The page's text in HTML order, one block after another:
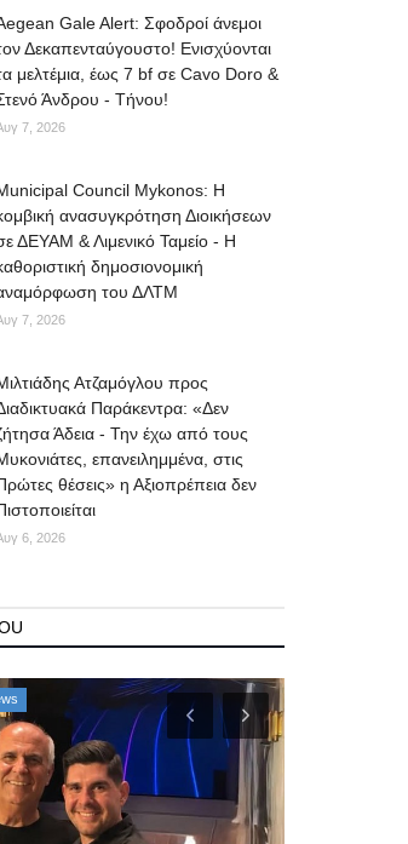
Gale Alert: Σφοδροί άνεμοι
Δεκαπενταύγουστο! Ενισχύονται
μελτέμια, έως 7 bf σε Cavo Doro &
Άνδρου - Τήνου!
7, 2026
Council Mykonos: Η
ανασυγκρότηση Διοικήσεων
ΔΕΥΑΜ & Λιμενικό Ταμείο - Η
δημοσιονομική
του ΔΛΤΜ
7, 2026
Ατζαμόγλου προς
Παράκεντρα: «Δεν
Άδεια - Την έχω από τους
επανειλημμένα, στις
θέσεις» η Αξιοπρέπεια δεν
6, 2026